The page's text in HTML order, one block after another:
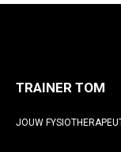
TRAINER TOM
JOUW